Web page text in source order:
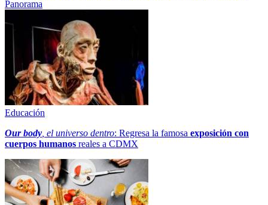
Panorama
Educación
Our body , el universo dentro: Regresa la famosa exposición con
cuerpos humanos reales a CDMX